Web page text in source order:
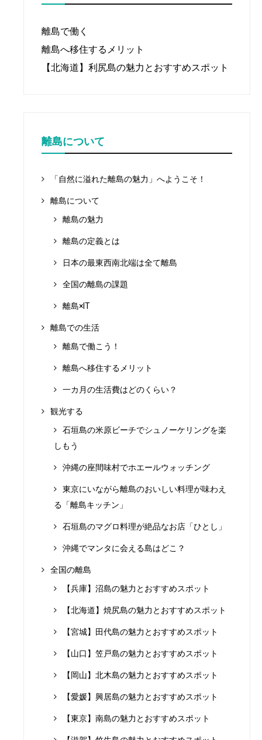
離島で働く
離島へ移住するメリット
【北海道】利尻島の魅力とおすすめスポット
離島について
「自然に溢れた離島の魅力」へようこそ！
離島について
離島の魅力
離島の定義とは
日本の最東西南北端は全て離島
全国の離島の課題
離島×IT
離島での生活
離島で働こう！
離島へ移住するメリット
一カ月の生活費はどのくらい？
観光する
石垣島の米原ビーチでシュノーケリングを楽
しもう
沖縄の座間味村でホエールウォッチング
東京にいながら離島のおいしい料理が味わえ
る「離島キッチン」
石垣島のマグロ料理が絶品なお店「ひとし」
沖縄でマンタに会える島はどこ？
全国の離島
【兵庫】沼島の魅力とおすすめスポット
【北海道】焼尻島の魅力とおすすめスポット
【宮城】田代島の魅力とおすすめスポット
【山口】笠戸島の魅力とおすすめスポット
【岡山】北木島の魅力とおすすめスポット
【愛媛】興居島の魅力とおすすめスポット
【東京】南島の魅力とおすすめスポット